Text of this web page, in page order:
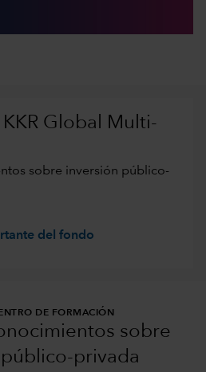
Global Multi-
sobre inversión público-
del fondo
DE FORMACIÓN
sobre
privada